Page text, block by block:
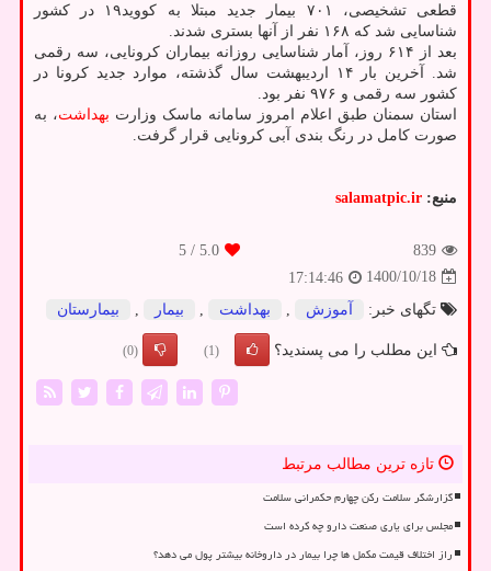
قطعی تشخیصی، ۷۰۱ بیمار جدید مبتلا به کووید۱۹ در کشور
شناسایی شد که ۱۶۸ نفر از آنها بستری شدند.
بعد از ۶۱۴ روز، آمار شناسایی روزانه بیماران کرونایی، سه رقمی
شد. آخرین بار ۱۴ اردیبهشت سال گذشته، موارد جدید کرونا در
کشور سه رقمی و ۹۷۶ نفر بود.
استان سمنان طبق اعلام امروز سامانه ماسک وزارت بهداشت، به
صورت کامل در رنگ بندی آبی کرونایی قرار گرفت.
منبع: salamatpic.ir
839
5.0
/ 5
1400/10/18
17:14:46
تگهای خبر:
آموزش , بهداشت , بیمار , بیمارستان
این مطلب را می پسندید؟ (1)
(0)
تازه ترین مطالب مرتبط
گزارشگر سلامت رکن چهارم حکمرانی سلامت
مجلس برای یاری صنعت دارو چه کرده است
راز اختلاف قیمت مکمل ها چرا بیمار در داروخانه بیشتر پول می دهد؟